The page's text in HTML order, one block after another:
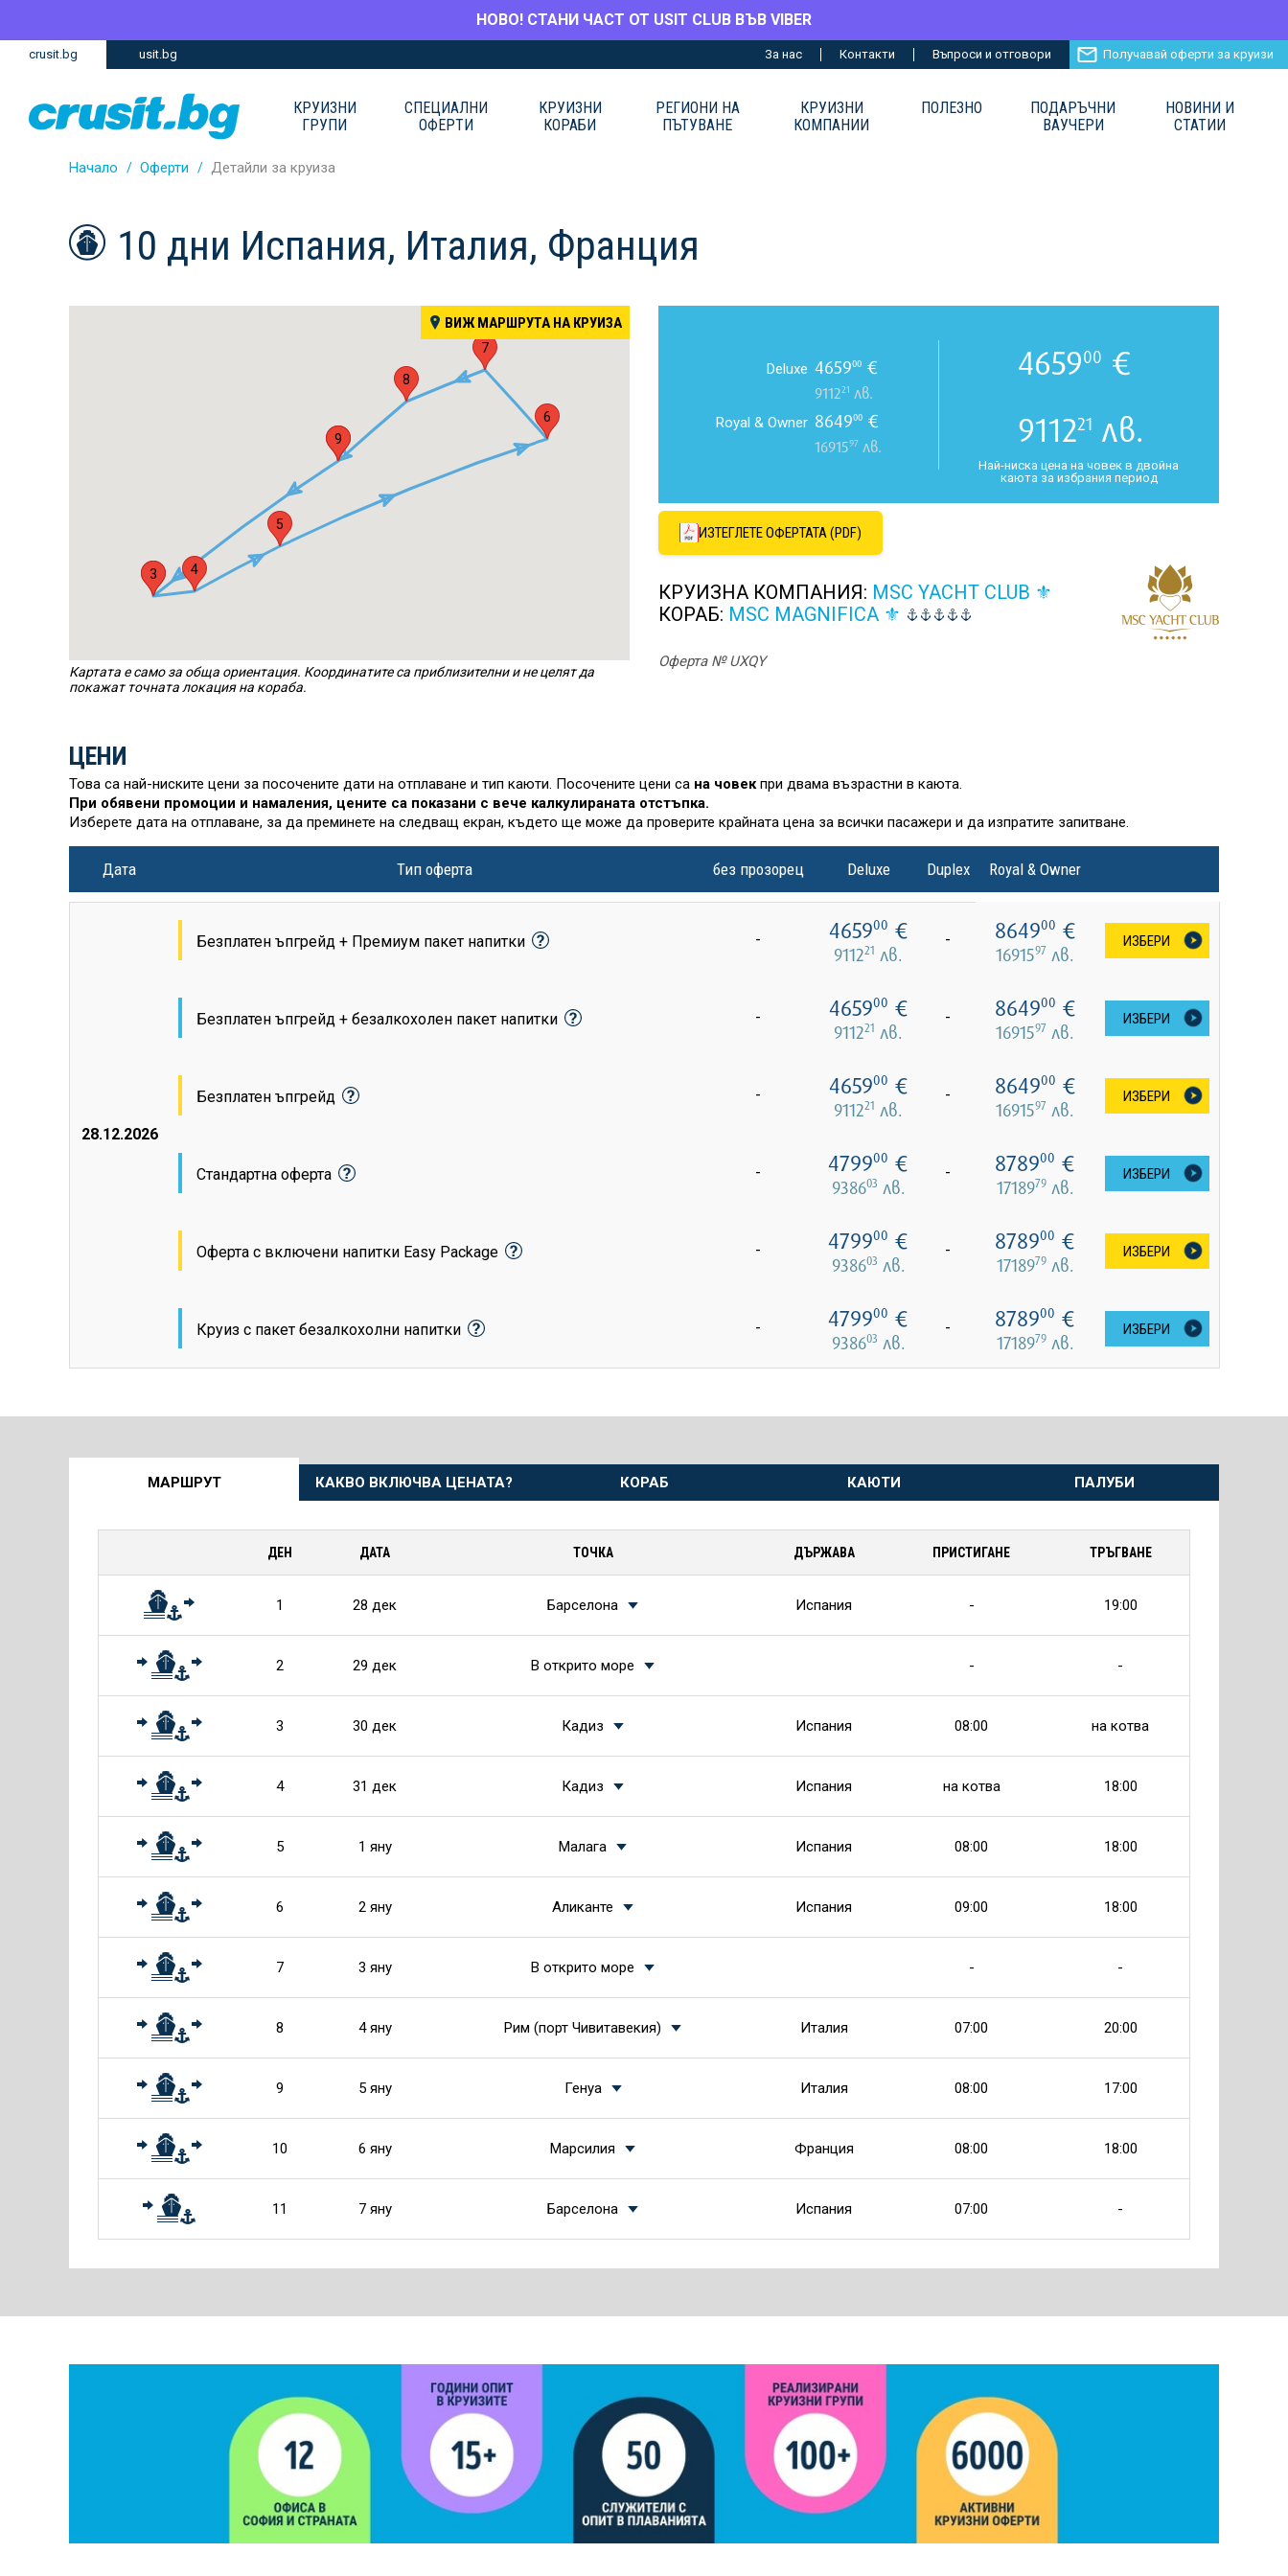
НОВО! СТАНИ ЧАСТ ОТ USIT CLUB ВЪВ VIBER
Премини
съдържание
Премини
crusit.bg usit.bg За нас Контакти Въпроси и отговори Получавай оферти за круизи
КРУИЗНИ
ГРУПИ
СПЕЦИАЛНИ
ОФЕРТИ
КРУИЗНИ
КОРАБИ
РЕГИОНИ НА
ПЪТУВАНЕ
КРУИЗНИ
КОМПАНИИ
ПОЛЕЗНО
ПОДАРЪЧНИ
ВАУЧЕРИ
НОВИНИ И
СТАТИИ
Начало Оферти Детайли за круиза
10 дни Испания, Италия, Франция
1
2
3 4
5
6
7
8
9
ВИЖ МАРШРУТА НА КРУИЗА
Картата е само за обща ориентация. Координатите са приблизителни и не целят да
покажат точната локация на кораба.
Deluxe 465900 €
911221 лв.
Royal & Owner 864900 €
1691597 лв.
465900 €
911221 лв.
Най-ниска цена на човек в двойна
каюта за избрания период
ИЗТЕГЛЕТЕ ОФЕРТАТА (PDF)
КРУИЗНА КОМПАНИЯ: MSC YACHT CLUB ⚜
КОРАБ: MSC MAGNIFICA ⚜
Оферта № UXQY
ЦЕНИ
Това са най-ниските цени за посочените дати на отплаване и тип каюти. Посочените цени са на човекпри двама възрастни в каюта.
При обявени промоции и намаления, цените са показани с вече калкулираната отстъпка.
Изберете дата на отплаване, за да преминете на следващ екран, където ще може да проверите крайната цена за всички пасажери и да изпратите запитване.
Дата Тип оферта без прозорец Deluxe Duplex Royal & Owner
28.12.2026
Безплатен ъпгрейд + Премиум пакет напитки - 465900 €
911221 лв.
- 864900 €
1691597 лв.
ИЗБЕРИ
Безплатен ъпгрейд + безалкохолен пакет напитки - 465900 €
911221 лв.
- 864900 €
1691597 лв.
ИЗБЕРИ
Безплатен ъпгрейд - 465900 €
911221 лв.
- 864900 €
1691597 лв.
ИЗБЕРИ
Стандартна оферта - 479900 €
938603 лв.
- 878900 €
1718979лв.
ИЗБЕРИ
Оферта с включени напитки Easy Package - 479900 €
938603 лв.
- 878900 €
1718979лв.
ИЗБЕРИ
Круиз с пакет безалкохолни напитки - 479900 €
938603 лв.
- 878900 €
1718979лв.
ИЗБЕРИ
МАРШРУТ КАКВО ВКЛЮЧВА ЦЕНАТА? КОРАБ КАЮТИ ПАЛУБИ
ДЕН ДАТА ТОЧКА ДЪРЖАВА ПРИСТИГАНЕ ТРЪГВАНЕ
1 28 дек Барселона Испания - 19:00
2 29 дек В открито море - -
3 30 дек Кадиз Испания 08:00 на котва
4 31 дек Кадиз Испания на котва 18:00
5 1 яну Малага Испания 08:00 18:00
6 2 яну Аликанте Испания 09:00 18:00
7 3 яну В открито море - -
8 4 яну Рим (порт Чивитавекия) Италия 07:00 20:00
9 5 яну Генуа Италия 08:00 17:00
10 6 яну Марсилия Франция 08:00 18:00
11 7 яну Барселона Испания 07:00 -